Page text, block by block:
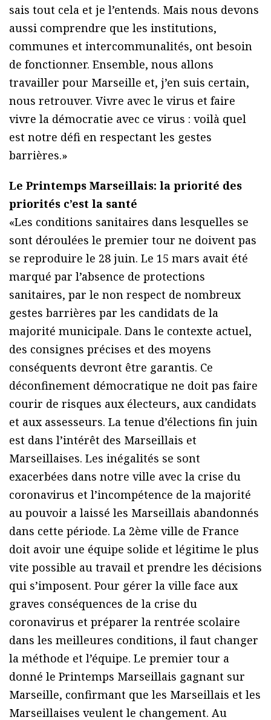
sais tout cela et je l’entends. Mais nous devons
aussi comprendre que les institutions,
communes et intercommunalités, ont besoin
de fonctionner. Ensemble, nous allons
travailler pour Marseille et, j’en suis certain,
nous retrouver. Vivre avec le virus et faire
vivre la démocratie avec ce virus : voilà quel
est notre défi en respectant les gestes
barrières.»
Le Printemps Marseillais: la priorité des
priorités c’est la santé
«Les conditions sanitaires dans lesquelles se
sont déroulées le premier tour ne doivent pas
se reproduire le 28 juin. Le 15 mars avait été
marqué par l’absence de protections
sanitaires, par le non respect de nombreux
gestes barrières par les candidats de la
majorité municipale. Dans le contexte actuel,
des consignes précises et des moyens
conséquents devront être garantis. Ce
déconfinement démocratique ne doit pas faire
courir de risques aux électeurs, aux candidats
et aux assesseurs. La tenue d’élections fin juin
est dans l’intérêt des Marseillais et
Marseillaises. Les inégalités se sont
exacerbées dans notre ville avec la crise du
coronavirus et l’incompétence de la majorité
au pouvoir a laissé les Marseillais abandonnés
dans cette période. La 2ème ville de France
doit avoir une équipe solide et légitime le plus
vite possible au travail et prendre les décisions
qui s’imposent. Pour gérer la ville face aux
graves conséquences de la crise du
coronavirus et préparer la rentrée scolaire
dans les meilleures conditions, il faut changer
la méthode et l’équipe. Le premier tour a
donné le Printemps Marseillais gagnant sur
Marseille, confirmant que les Marseillais et les
Marseillaises veulent le changement. Au